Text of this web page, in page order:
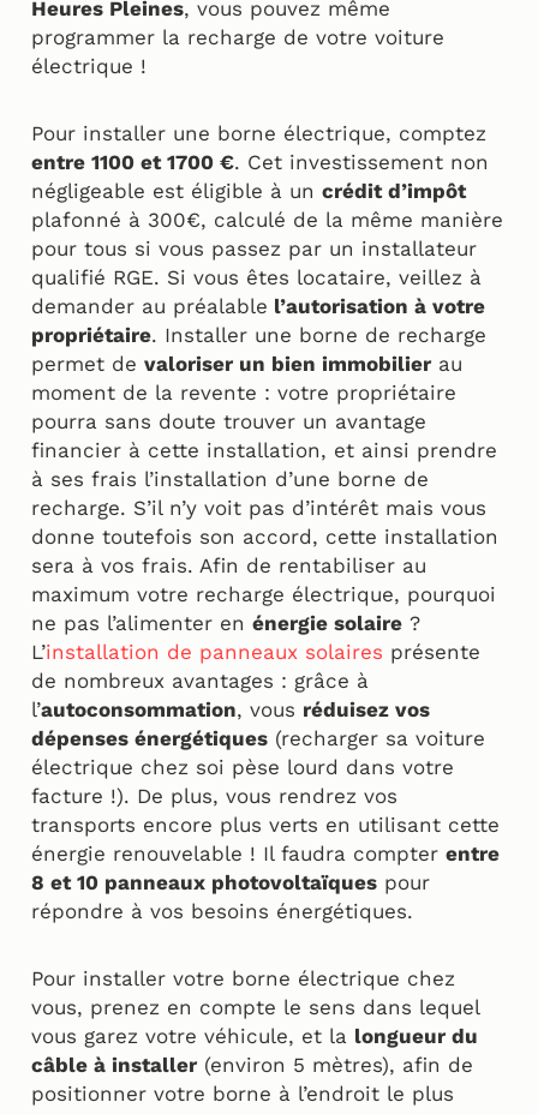
Heures Pleines, vous pouvez même
programmer la recharge de votre voiture
électrique !
Pour installer une borne électrique, comptez
entre 1100 et 1700 €. Cet investissement non
négligeable est éligible à un crédit d’impôt
plafonné à 300€, calculé de la même manière
pour tous si vous passez par un installateur
qualifié RGE. Si vous êtes locataire, veillez à
demander au préalable l’autorisation à votre
propriétaire. Installer une borne de recharge
permet de valoriser un bien immobilier au
moment de la revente : votre propriétaire
pourra sans doute trouver un avantage
financier à cette installation, et ainsi prendre
à ses frais l’installation d’une borne de
recharge. S’il n’y voit pas d’intérêt mais vous
donne toutefois son accord, cette installation
sera à vos frais. Afin de rentabiliser au
maximum votre recharge électrique, pourquoi
ne pas l’alimenter en énergie solaire ?
L’installation de panneaux solaires présente
de nombreux avantages : grâce à
l’autoconsommation, vous réduisez vos
dépenses énergétiques (recharger sa voiture
électrique chez soi pèse lourd dans votre
facture !). De plus, vous rendrez vos
transports encore plus verts en utilisant cette
énergie renouvelable ! Il faudra compter entre
8 et 10 panneaux photovoltaïques pour
répondre à vos besoins énergétiques.
Pour installer votre borne électrique chez
vous, prenez en compte le sens dans lequel
vous garez votre véhicule, et la longueur du
câble à installer (environ 5 mètres), afin de
positionner votre borne à l’endroit le plus